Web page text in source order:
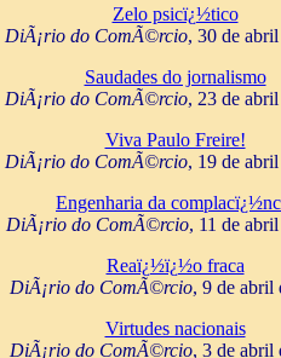
Zelo psicï¿½tico
DiÃ¡rio do ComÃ©rcio, 30 de
Saudades do jornalismo
DiÃ¡rio do ComÃ©rcio, 23 de
Viva Paulo Freire!
DiÃ¡rio do ComÃ©rcio, 19 de
Engenharia da
DiÃ¡rio do ComÃ©rcio, 11 de
Reaï¿½ï¿½o fraca
DiÃ¡rio do ComÃ©rcio, 9 de abril
Virtudes nacionais
DiÃ¡rio do ComÃ©rcio, 3 de abril